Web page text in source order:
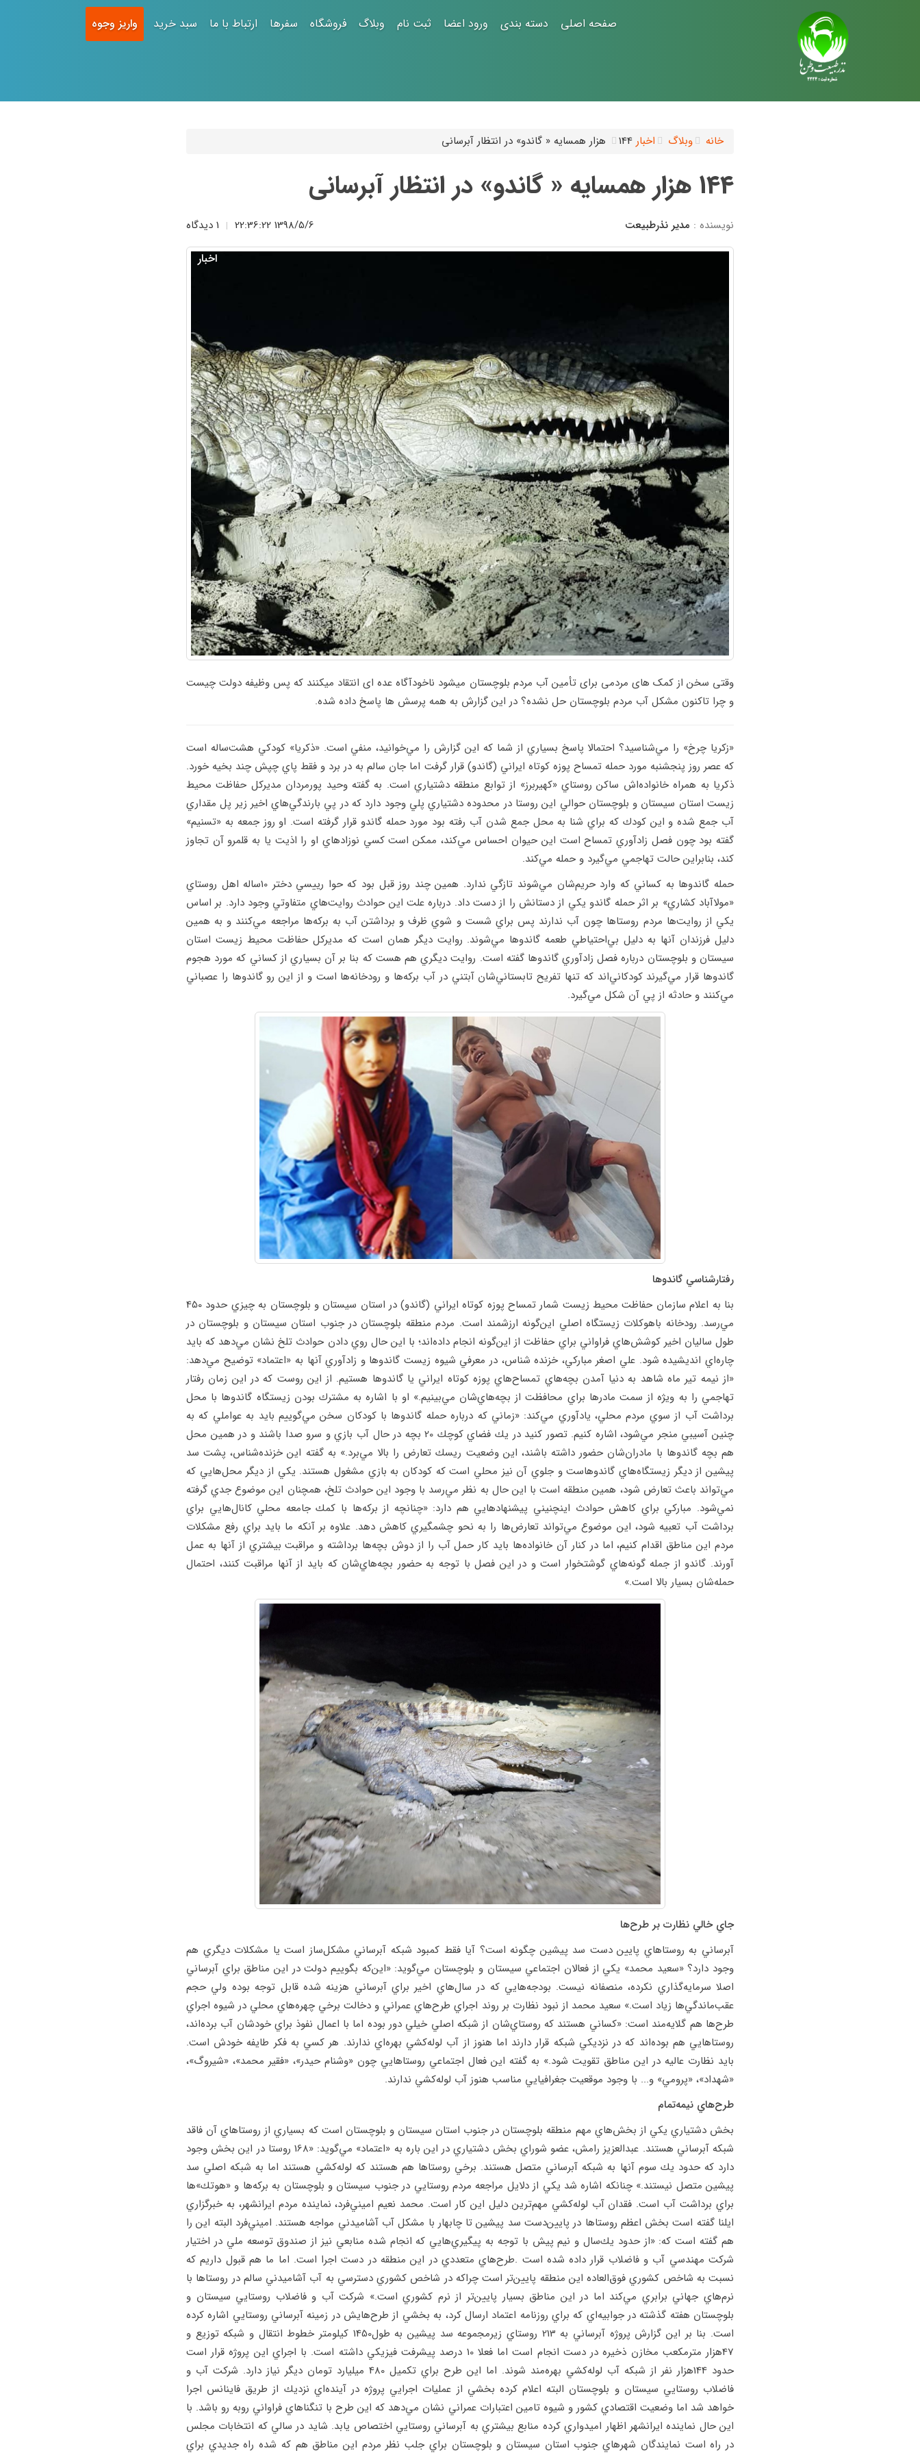
صفحه اصلی دسته بندی ورود اعضا ثبت نام وبلاگ فروشگاه سفرها ارتباط با ما سبد خرید واریز وجوه
خانه وبلاگ اخبار 144 هزار همسايه « گاندو» در انتظار آبرسانی
144 هزار همسايه « گاندو» در انتظار آبرسانی
نویسنده : مدیر نذرطبیعت 1398/5/6 22:36:22
| 1 دیدگاه
اخبار
وقتی سخن از کمک های مردمی برای تأمین آب مردم بلوچستان میشود ناخودآگاه عده ای انتقاد میکنند که پس وظیفه دولت چیست
و چرا تاکنون مشکل آب مردم بلوچستان حل نشده؟ در این گزارش به همه پرسش ها پاسخ داده شده.
«زكريا چرخ» را مي‌شناسيد؟ احتمالا پاسخ بسياري از شما كه اين گزارش را مي‌خوانيد، منفي است. «ذكريا» كودكي هشت‌ساله است
كه عصر روز پنجشنبه مورد حمله تمساح پوزه كوتاه ايراني (گاندو) قرار گرفت اما جان سالم به در برد و فقط پاي چپش چند بخيه خورد.
ذكريا به همراه خانواده‌اش ساكن روستاي «كهيربرز» از توابع منطقه دشتياري است. به گفته وحيد پورمردان مديركل حفاظت محيط
زيست استان سيستان و بلوچستان حوالي اين روستا در محدوده دشتياري پلي وجود دارد كه در پي بارندگي‌هاي اخير زير پل مقداري
آب جمع شده و اين كودك كه براي شنا به محل جمع شدن آب رفته بود مورد حمله گاندو قرار گرفته است. او روز جمعه به «تسنيم»
گفته بود چون فصل زادآوري تمساح است اين حيوان احساس مي‌كند، ممكن است كسي نوزادهاي او را اذيت يا به قلمرو آن تجاوز
كند، بنابراين حالت تهاجمي مي‌گيرد و حمله مي‌كند.
حمله گاندوها به كساني كه وارد حريم‌شان مي‌شوند تازگي ندارد. همين چند روز قبل بود كه حوا رييسي دختر 10‌ساله اهل روستاي
«مولاآباد كشاري» بر اثر حمله گاندو يكي از دستانش را از دست داد. درباره علت اين حوادث روايت‌هاي متفاوتي وجود دارد. بر اساس
يكي از روايت‌ها مردم روستاها چون آب ندارند پس براي شست و شوي ظرف و برداشتن آب به بركه‌ها مراجعه مي‌كنند و به همين
دليل فرزندان آنها به دليل بي‌احتياطي طعمه گاندوها مي‌شوند. روايت ديگر همان است كه مديركل حفاظت محيط زيست استان
سيستان و بلوچستان درباره فصل زادآوري گاندوها گفته است. روايت ديگري هم هست كه بنا بر آن بسياري از كساني كه مورد هجوم
گاندوها قرار مي‌گيرند كودكاني‌اند كه تنها تفريح تابستاني‌شان آبتني در آب بركه‌ها و رودخانه‌ها است و از اين رو گاندوها را عصباني
مي‌كنند و حادثه از پي آن شكل مي‌گيرد.
رفتارشناسي گاندوها
بنا به اعلام سازمان حفاظت محيط زيست شمار تمساح پوزه كوتاه ايراني (گاندو) در استان سيستان و بلوچستان به چيزي حدود 450
مي‌رسد. رودخانه باهوكلات زيستگاه اصلي اين‌گونه ارزشمند است. مردم منطقه بلوچستان در جنوب استان سيستان و بلوچستان در
طول ساليان اخير كوشش‌هاي فراواني براي حفاظت از اين‌گونه انجام داده‌اند؛ با اين حال روي دادن حوادث تلخ نشان مي‌دهد كه بايد
چاره‌اي انديشيده شود. علي اصغر مباركي، خزنده شناس، در معرفي شيوه زيست گاندوها و زادآوري آنها به «اعتماد» توضيح مي‌دهد:
«از نيمه تير ماه شاهد به دنيا آمدن بچه‌هاي تمساح‌هاي پوزه كوتاه ايراني يا گاندوها هستيم. از اين روست كه در اين زمان رفتار
تهاجمي را به ويژه از سمت مادرها براي محافظت از بچه‌هاي‌شان مي‌بينيم.» او با اشاره به مشترك بودن زيستگاه گاندوها با محل
برداشت آب از سوي مردم محلي، يادآوري مي‌كند: «زماني كه درباره حمله گاندوها با كودكان سخن مي‌گوييم بايد به عواملي كه به
چنين آسيبي منجر مي‌شود، ‌اشاره كنيم. تصور كنيد در يك فضاي كوچك 20 بچه در حال آب بازي و سرو صدا باشند و در همين محل
هم بچه گاندوها با مادران‌شان حضور داشته باشند‌، اين وضعيت ريسك تعارض را بالا مي‌برد.» به گفته اين خزنده‌شناس، پشت سد
پيشين از ديگر زيستگاه‌هاي گاندوهاست و جلوي آن نيز محلي است كه كودكان به بازي مشغول هستند. يكي از ديگر محل‌هايي كه
مي‌تواند باعث تعارض شود، همين منطقه است با اين حال به نظر مي‌رسد با وجود اين حوادث تلخ، همچنان اين موضوع جدي گرفته
نمي‌شود. مباركي براي كاهش حوادث اينچنيني پيشنهادهايي هم دارد: «چنانچه از بركه‌ها با كمك جامعه محلي كانال‌هايي براي
برداشت آب تعبيه شود، اين موضوع مي‌تواند تعارض‌ها را به نحو چشمگيري كاهش دهد. علاوه بر آنكه ما بايد براي رفع مشكلات
مردم اين مناطق اقدام كنيم، اما در كنار آن خانواده‌ها بايد كار حمل آب را از دوش بچه‌ها برداشته و مراقبت بيشتري از آنها به عمل
آورند. گاندو از جمله گونه‌هاي گوشتخوار است و در اين فصل با توجه به حضور بچه‌هاي‌شان كه بايد از آنها مراقبت كنند، احتمال
حمله‌شان بسيار بالا است.»
جاي خالي نظارت بر طرح‌ها
آبرساني به روستاهاي پايين دست سد پيشين چگونه است؟ آيا فقط كمبود شبكه آبرساني مشكل‌ساز است يا مشكلات ديگري هم
وجود دارد؟ «سعيد محمد» يكي از فعالان اجتماعي سيستان و بلوچستان مي‌گويد: «اين‌كه بگوييم دولت در اين مناطق براي آبرساني
اصلا سرمايه‌گذاري نكرده، منصفانه نيست. بودجه‌هايي كه در سال‌هاي اخير براي آبرساني هزينه شده قابل توجه بوده ولي حجم
عقب‌ماندگي‌ها زياد است.» سعيد محمد از نبود نظارت بر روند اجراي طرح‌هاي عمراني و دخالت برخي چهره‌هاي محلي در شيوه اجراي
طرح‌ها هم گلايه‌مند است: «كساني هستند كه روستاي‌شان از شبكه اصلي خيلي دور بوده اما با اعمال نفوذ براي خودشان آب برده‌اند،
روستاهايي هم بوده‌اند كه در نزديكي شبكه قرار دارند اما هنوز از آب لوله‌كشي بهره‌اي ندارند. هر كسي به فكر طايفه خودش است.
بايد نظارت عاليه در اين مناطق تقويت شود.» به گفته اين فعال اجتماعي روستاهايي چون «وشنام حيدر»، «فقير محمد»، «شيروگ»،
«شهداد»، «پرومي» و... با وجود موقعيت جغرافيايي مناسب هنوز آب لوله‌كشي ندارند.
طرح‌هاي نيمه‌تمام
بخش دشتياري يكي از بخش‌هاي مهم منطقه بلوچستان در جنوب استان سيستان و بلوچستان است كه بسياري از روستاهاي آن فاقد
شبكه آبرساني هستند. عبدالعزيز رامش، عضو شوراي بخش دشتياري در اين باره به «اعتماد» مي‌گويد: «168 روستا در اين بخش وجود
دارد كه حدود يك سوم آنها به شبكه‌ آبرساني متصل هستند. برخي روستاها هم هستند كه لوله‌كشي هستند اما به شبكه اصلي سد
پيشين متصل نيستند.» چنانكه اشاره شد يكي از دلايل مراجعه مردم روستايي در جنوب سيستان و بلوچستان به بركه‌ها و «هوتك»ها
براي برداشت آب است. فقدان آب لوله‌كشي مهم‌ترين دليل اين كار است. محمد نعيم اميني‌فرد، نماينده مردم ايرانشهر، به خبرگزاري
ايلنا گفته است بخش اعظم روستاها در پايين‌دست سد پيشين تا چابهار با مشكل آب آشاميدني مواجه هستند. اميني‌فرد البته اين را
هم گفته است كه: «از حدود يك‌سال و نيم پيش با توجه به پيگيري‌هايي كه انجام شده منابعي نيز از صندوق توسعه ملي در اختيار
شركت مهندسي آب و فاضلاب قرار داده شده است .طرح‌هاي متعددي در اين منطقه در دست اجرا است. اما ما هم قبول داريم كه
نسبت به شاخص كشوري فوق‌العاده اين منطقه پايين‌تر است چراكه در شاخص كشوري دسترسي به آب آشاميدني سالم در روستاها با
نرم‌هاي جهاني برابري مي‌كند اما در اين مناطق بسيار پايين‌تر از نرم كشوري است.» شركت آب و فاضلاب روستايي سيستان و
بلوچستان هفته گذشته در جوابيه‌اي كه براي روزنامه اعتماد ارسال كرد، به بخشي از طرح‌هايش در زمينه آبرساني روستايي اشاره كرده
است. بنا بر اين گزارش پروژه آبرساني به 213 روستاي زيرمجموعه سد پيشين به طول1450 كيلومتر خطوط انتقال و شبكه توزيع و
47هزار مترمكعب مخازن ذخيره در دست انجام است اما فعلا 10 درصد پيشرفت فيزيكي داشته است. با اجراي اين پروژه قرار است
حدود 144هزار نفر از شبكه آب لوله‌كشي بهره‌مند شوند. اما اين طرح براي تكميل 480 ميليارد تومان ديگر نياز دارد. شركت آب و
فاضلاب روستايي سيستان و بلوچستان البته اعلام كرده بخشي از عمليات اجرايي پروژه در آينده‌اي نزديك از طريق فاينانس اجرا
خواهد شد اما وضعيت اقتصادي كشور و شيوه تامين اعتبارات عمراني نشان مي‌دهد كه اين طرح با تنگناهاي فراواني روبه رو باشد. با
اين حال نماينده ايرانشهر اظهار اميدواري كرده منابع بيشتري به آبرساني روستايي اختصاص يابد. شايد در سالي كه انتخابات مجلس
در راه است نمايندگان شهرهاي جنوب استان سيستان و بلوچستان براي جلب نظر مردم اين مناطق هم كه شده راه جديدي براي